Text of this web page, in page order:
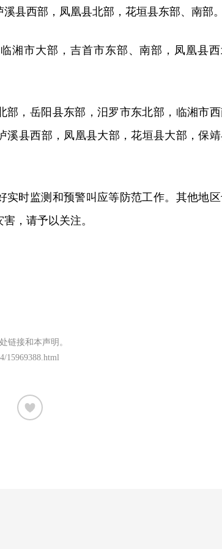
县西部，凤凰县北部，花垣县东部、南部。
湘市大部，吉首市东部、南部，凤凰县
部，岳阳县东部，汨罗市东北部，临湘市
溪县西部，凤凰县大部，花垣县大部，保
实时监测和预警叫应等防范工作。其他地
，请予以关注。
链接和本声明。
15969388.html